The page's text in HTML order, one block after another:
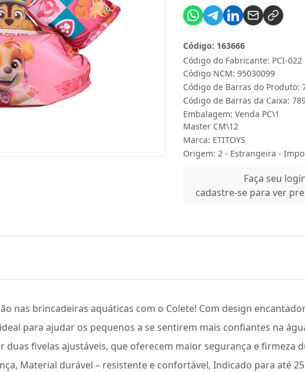
Código do Fabricante: PCI-022
Código: 163666
Código NCM: 95030099
Código de Barras do Produto:
Código de Barras da Caixa:
Embalagem: Venda PC\1
Master CM\12
Marca: ETITOYS
Origem: 2 - Estrangeira -
Faça seu
cadastre-se para ver
nas brincadeiras aquáticas com o Colete! Com design
para ajudar os pequenos a se sentirem mais confiantes na
duas fivelas ajustáveis, que oferecem maior segurança e firmeza
Material durável – resistente e confortável, Indicado para até